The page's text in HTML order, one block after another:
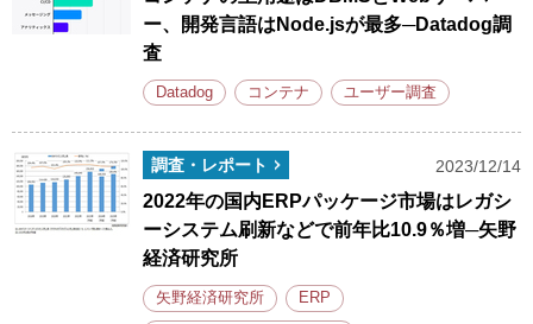
ー、開発言語はNode.jsが最多─Datadog調
査
Datadog コンテナ ユーザー調査
調査・レポート 2023/12/14
2022年の国内ERPパッケージ市場はレガシ
ーシステム刷新などで前年比10.9％増─矢野
経済研究所
矢野経済研究所 ERP